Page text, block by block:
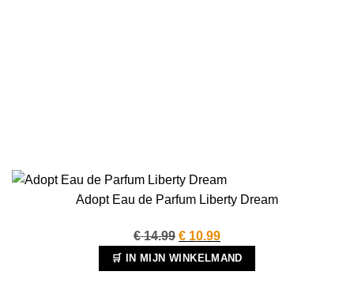
Adopt Eau de Parfum Liberty Dream
€14.99 Oorspronkelijke
prijs
was:
€ 10.99Huidige
prijs
is:
🛒 IN MIJN WINKELMAND